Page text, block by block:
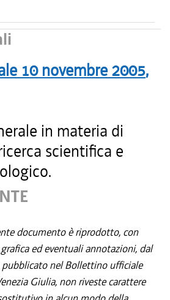
10 novembre 2005,
in materia di
scientifica e
documento è riprodotto, con
ed eventuali annotazioni, dal
nel Bollettino ufficiale
Giulia, non riveste carattere